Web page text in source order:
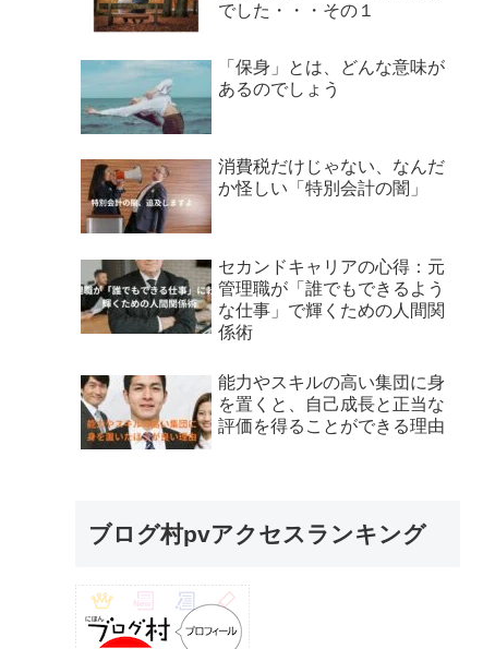
でした・・・その１
「保身」とは、どんな意味が
あるのでしょう
消費税だけじゃない、なんだ
か怪しい「特別会計の闇」
セカンドキャリアの心得：元
管理職が「誰でもできるよう
な仕事」で輝くための人間関
係術
能力やスキルの高い集団に身
を置くと、自己成長と正当な
評価を得ることができる理由
ブログ村pvアクセスランキング